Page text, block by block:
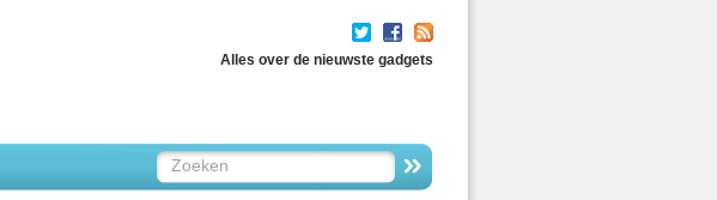
Alles over de nieuwste gadgets